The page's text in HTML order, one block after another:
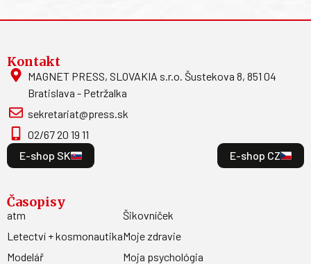
Kontakt
MAGNET PRESS, SLOVAKIA s.r.o. Šustekova 8, 851 04
Bratislava - Petržalka
sekretariat@press.sk
02/67 20 19 11
E-shop SK
E-shop CZ
Časopisy
atm
Letectví + kosmonautika
Modelář
Šikovníček
Moje zdravie
Moja psychológia